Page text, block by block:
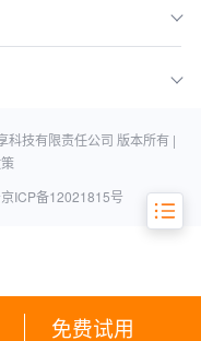
免费试用
者最关心的五个问题
科技有限责任公司 版本所有 |
京ICP备12021815号